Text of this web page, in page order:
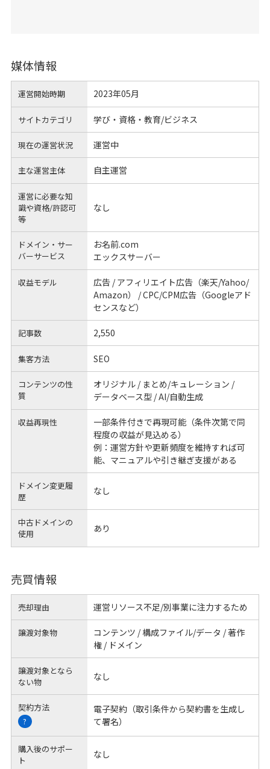
媒体情報
運営開始時期 2023年05月
サイトカテゴリ 学び・資格・教育/ビジネス
現在の運営状況 運営中
主な運営主体 自主運営
運営に必要な知
識や資格/許認可
等
なし
ドメイン・サー
バーサービス
お名前.com
エックスサーバー
収益モデル
広告 / アフィリエイト広告（楽天/Yahoo/
Amazon） / CPC/CPM広告（Googleアド
センスなど）
記事数 2,550
集客方法 SEO
コンテンツの性
質
オリジナル / まとめ/キュレーション /
データベース型 / AI/自動生成
収益再現性
一部条件付きで再現可能（条件次第で同
程度の収益が見込める）
例：運営方針や更新頻度を維持すれば可
能、マニュアルや引き継ぎ支援がある
ドメイン変更履
歴
なし
中古ドメインの
使用
あり
売買情報
売却理由 運営リソース不足/別事業に注力するため
譲渡対象物
コンテンツ / 構成ファイル/データ / 著作
権 / ドメイン
譲渡対象となら
ない物
なし
契約方法
?
電子契約（取引条件から契約書を生成し
て署名）
購入後のサポー
ト
なし